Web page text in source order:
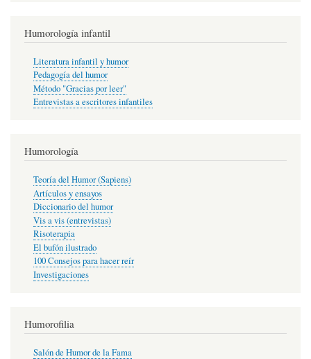
Humorología infantil
Literatura infantil y humor
Pedagogía del humor
Método "Gracias por leer"
Entrevistas a escritores infantiles
Humorología
Teoría del Humor (Sapiens)
Artículos y ensayos
Diccionario del humor
Vis a vis (entrevistas)
Risoterapia
El bufón ilustrado
100 Consejos para hacer reír
Investigaciones
Humorofilia
Salón de Humor de la Fama